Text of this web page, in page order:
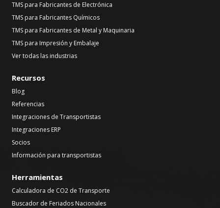
TMS para Fabricantes de Electrónica
TMS para Fabricantes Químicos
TMS para Fabricantes de Metal y Maquinaria
TMS para Impresión y Embalaje
Ver todas las industrias
Recursos
Blog
Referencias
Integraciones de Transportistas
Integraciones ERP
Socios
Información para transportistas
Herramientas
Calculadora de CO2 de Transporte
Buscador de Feriados Nacionales